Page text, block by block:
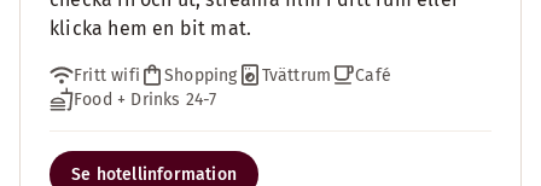
klicka hem en bit mat.
Fritt wifi Shopping Tvättrum
Café
Food + Drinks 24-7
Se hotellinformation